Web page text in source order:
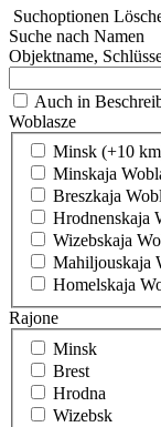
Suchoptionen
Suche nach Namen
Objektname,
Auch in
Woblasze
Minsk (+10
Minskaja
Breszkaja
Hrodnenskaja
Wizebskaja
Mahiljouskaja
Homelskaja
Rajone
Minsk
Brest
Hrodna
Wizebsk